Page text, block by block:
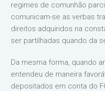
regimes de comunhão
comunicam-se as verbas
direitos adquiridos na
ser partilhadas quando da
Da mesma forma, quando
entendeu de maneira
depositados em conta do